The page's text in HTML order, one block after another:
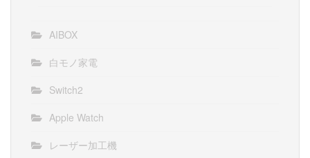
AIBOX
白モノ家電
Switch2
Apple Watch
レーザー加工機